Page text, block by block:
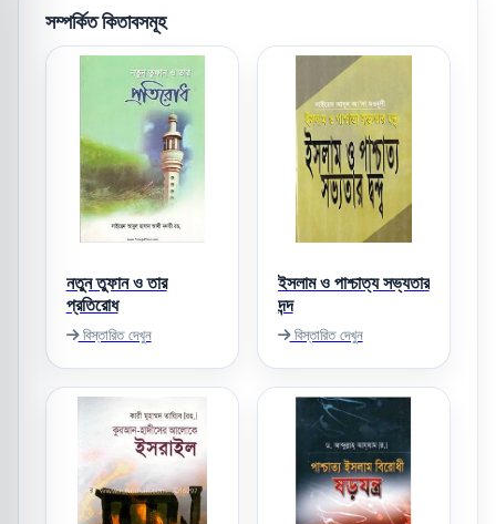
সম্পর্কিত কিতাবসমূহ
নতুন তুফান ও তার
প্রতিরোধ
বিস্তারিত দেখুন
ইসলাম ও পাশ্চাত্য সভ্যতার
দন্দ
বিস্তারিত দেখুন